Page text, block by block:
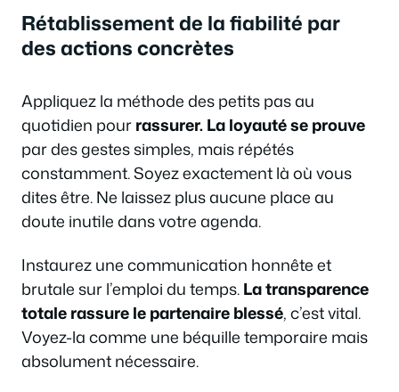
Rétablissement de la fiabilité par
des actions concrètes
Appliquez la méthode des petits pas au
quotidien pourrassurer. La loyauté se prouve
par des gestes simples, mais répétés
constamment. Soyez exactement là où vous
dites être. Ne laissez plus aucune place au
doute inutile dans votre agenda.
Instaurez une communication honnête et
brutale sur l’emploi du temps.La transparence
totale rassure le partenaire blessé, c’est vital.
Voyez-la comme une béquille temporaire mais
absolument nécessaire.